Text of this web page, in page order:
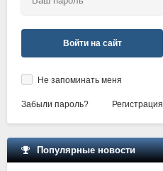
Войти на сайт
Не запоминать меня
Забыли пароль? Регистрация
Популярные новости